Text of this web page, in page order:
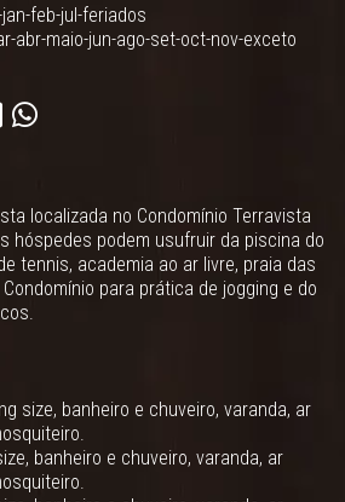
feb-jul-feriados
abr-maio-jun-ago-set-oct-nov-exceto
localizada no Condomínio Terravista
hóspedes podem usufruir da piscina do
tennis, academia ao ar livre, praia das
para prática de jogging e do
size, banheiro e chuveiro, varanda, ar
banheiro e chuveiro, varanda, ar